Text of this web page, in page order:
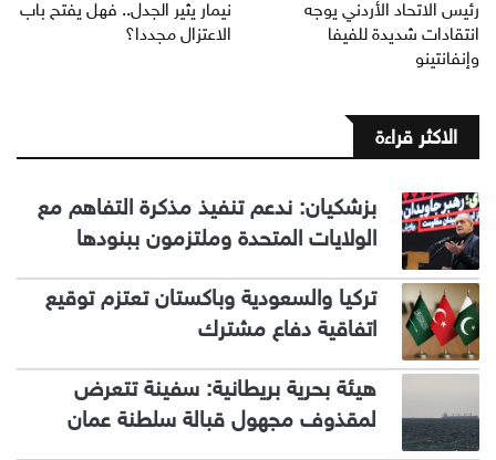
رئيس الاتحاد الأردني يوجه
انتقادات شديدة للفيفا
وإنفانتينو
نيمار يثير الجدل.. فهل يفتح باب
الاعتزال مجددا؟
الاكثر قراءة
بزشكيان: ندعم تنفيذ مذكرة التفاهم مع
الولايات المتحدة وملتزمون ببنودها
تركيا والسعودية وباكستان تعتزم توقيع
اتفاقية دفاع مشترك
هيئة بحرية بريطانية: سفينة تتعرض
لمقذوف مجهول قبالة سلطنة عمان